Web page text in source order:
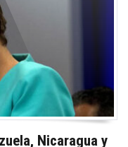
Nicaragua y